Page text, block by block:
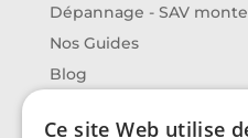
Dépannage - SAV
Nos Guides
Blog
Ce site Web utilise